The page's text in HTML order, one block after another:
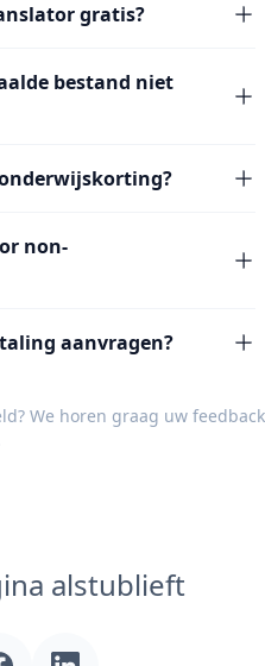
gratis?
bestand niet
non-
aanvragen?
We horen graag uw feedback
alstublieft